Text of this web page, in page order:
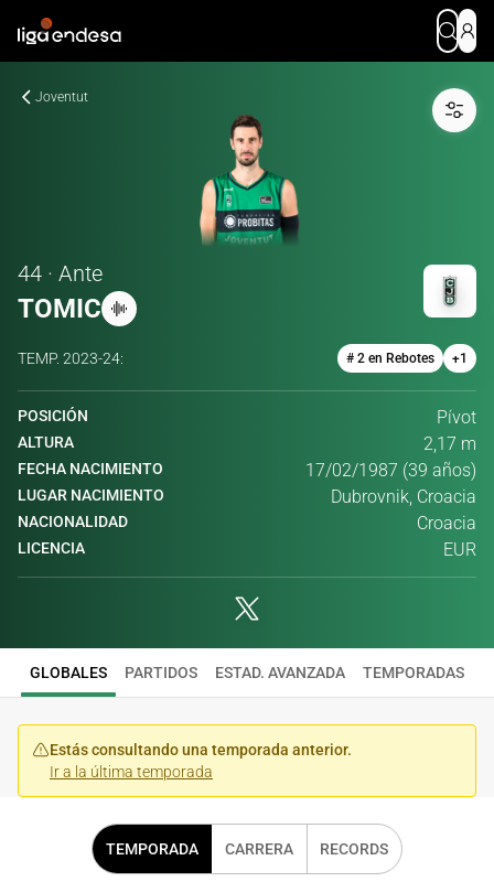
Joventut
44 · Ante
TOMIC
TEMP. 2023-24: # 2 en Rebotes +1
POSICIÓN Pívot
ALTURA 2,17 m
FECHA NACIMIENTO 17/02/1987 (39 años)
LUGAR NACIMIENTO Dubrovnik, Croacia
NACIONALIDAD Croacia
LICENCIA EUR
GLOBALES PARTIDOS ESTAD. AVANZADA TEMPORADAS
Estás consultando una temporada anterior.
Ir a la última temporada
TEMPORADA CARRERA RECORDS